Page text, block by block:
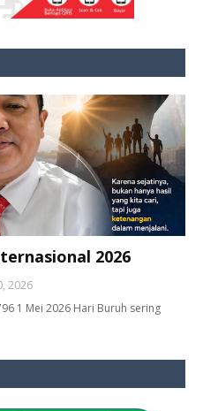
2026
2026
1 Mei 2026 Hari Buruh sering